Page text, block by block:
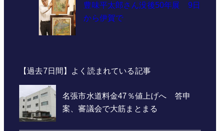
豊味平太郎さん没後50年展 9日
から伊賀で
【過去7日間】よく読まれている記事